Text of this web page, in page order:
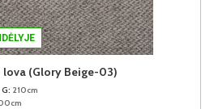
lova (Glory Beige-03)
G: 210cm